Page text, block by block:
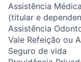
Assistência
(titular e
Assistência
Vale Refeição ou
Seguro de vida